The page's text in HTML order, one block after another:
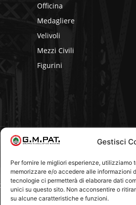
Gestisci
Per fornire le migliori esperienze, utilizziamo
memorizzare e/o accedere alle informazioni
tecnologie ci permetterà di elaborare dati
unici su questo sito. Non acconsentire o
su alcune caratteristiche e funzioni.
Officina
Medagliere
Velivoli
Mezzi Civili
Figurini
di
Seguici Su